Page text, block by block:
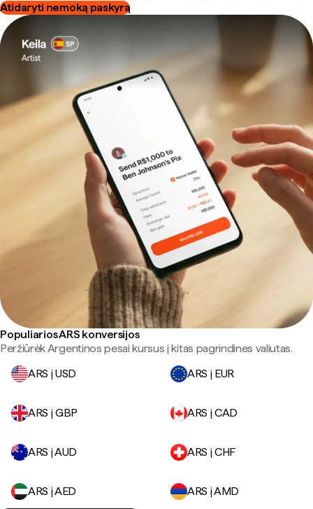
Atidaryti nemoką paskyrą
Populiarios ARS konversijos
Peržiūrėk Argentinos pesai kursus į kitas pagrindines valiutas.
ARS į USD
ARS į EUR
ARS į GBP ARS į CAD
ARS į AUD ARS į CHF
ARS į AED
ARS į AMD